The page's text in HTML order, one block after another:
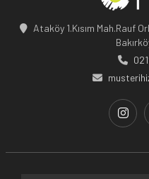
Ataköy 1.Kısım Mah.Rauf